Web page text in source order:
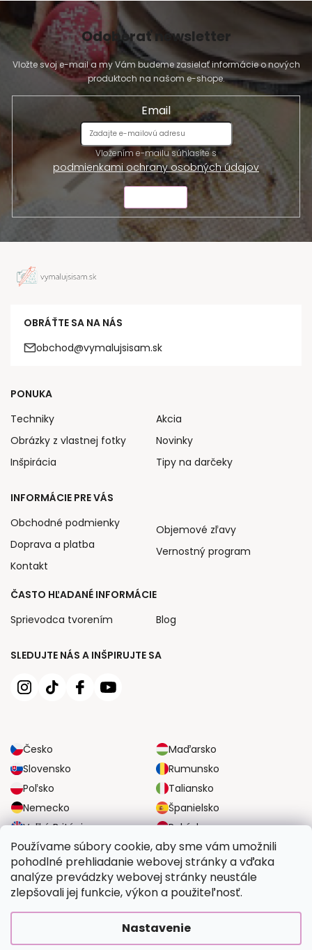
Používame súbory cookie, aby sme vám umožnili
pohodlné prehliadanie webovej stránky a vďaka
analýze prevádzky webovej stránky neustále
zlepšovali jej funkcie, výkon a použiteľnosť.
Nastavenie
Odoberať newsletter
Vložte svoj e-mail a my Vám budeme zasielať informácie o nových
produktoch na našom e-shope.
Email
Vložením e-mailu súhlasíte s
podmienkami ochrany osobných údajov
OBRÁŤTE SA NA NÁS
obchod@vymalujsisam.sk
SLEDUJTE NÁS A INŠPIRUJTE SA
Česko
Maďarsko
Slovensko
Rumunsko
Poľsko
Taliansko
Nemecko
Španielsko
Veľká Británia
Rakúsko
PONUKA
Techniky
Obrázky z vlastnej fotky
Inšpirácia
Akcia
Novinky
Tipy na darčeky
INFORMÁCIE PRE VÁS
Obchodné podmienky
Doprava a platba
Kontakt
Objemové zľavy
Vernostný program
ČASTO HĽADANÉ INFORMÁCIE
Sprievodca tvorením
Blog
SPOĽAHLIVÉ MOŽNOSTI DOPRAVY
BEZPEČNÉ MOŽNOSTI PLATBY